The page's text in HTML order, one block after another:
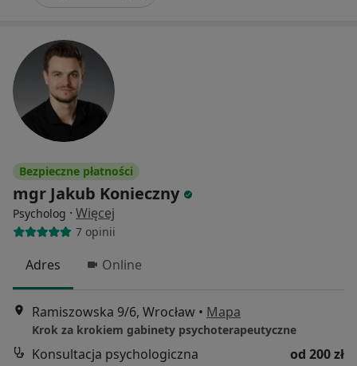
Bezpieczne płatności
mgr Jakub Konieczny
Psycholog · Więcej
7 opinii
Adres Online
Ramiszowska 9/6, Wrocław • Mapa
Krok za krokiem gabinety psychoterapeutyczne
Konsultacja psychologiczna
od 200 zł